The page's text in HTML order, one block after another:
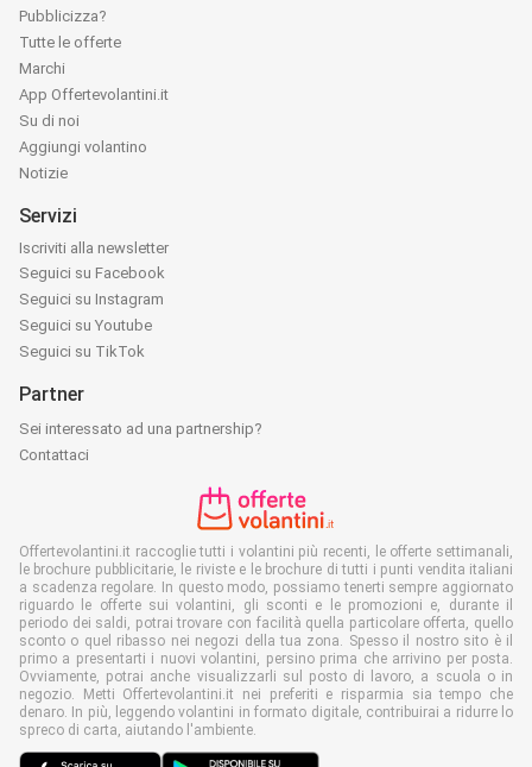
Pubblicizza?
Tutte le offerte
Marchi
App Offertevolantini.it
Su di noi
Aggiungi volantino
Notizie
Servizi
Iscriviti alla newsletter
Seguici su Facebook
Seguici su Instagram
Seguici su Youtube
Seguici su TikTok
Partner
Sei interessato ad una partnership?
Contattaci
Offertevolantini.it raccoglie tutti i volantini più recenti, le offerte settimanali,
le brochure pubblicitarie, le riviste e le brochure di tutti i punti vendita italiani
a scadenza regolare. In questo modo, possiamo tenerti sempre aggiornato
riguardo le offerte sui volantini, gli sconti e le promozioni e, durante il
periodo dei saldi, potrai trovare con facilità quella particolare offerta, quello
sconto o quel ribasso nei negozi della tua zona. Spesso il nostro sito è il
primo a presentarti i nuovi volantini, persino prima che arrivino per posta.
Ovviamente, potrai anche visualizzarli sul posto di lavoro, a scuola o in
negozio. Metti Offertevolantini.it nei preferiti e risparmia sia tempo che
denaro. In più, leggendo volantini in formato digitale, contribuirai a ridurre lo
spreco di carta, aiutando l'ambiente.